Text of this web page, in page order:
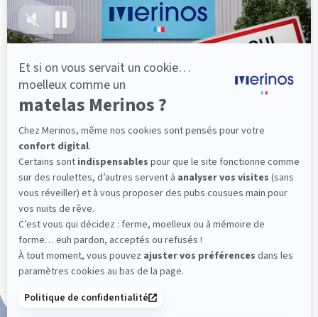
Découvrir
Marque Française
Service client à votre écoute
Paiement en 3x ou 4x sans frais